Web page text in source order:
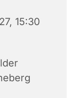
15:30